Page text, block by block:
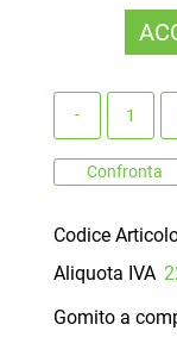
Confronta
Codice
Aliquota IVA
Gomito a